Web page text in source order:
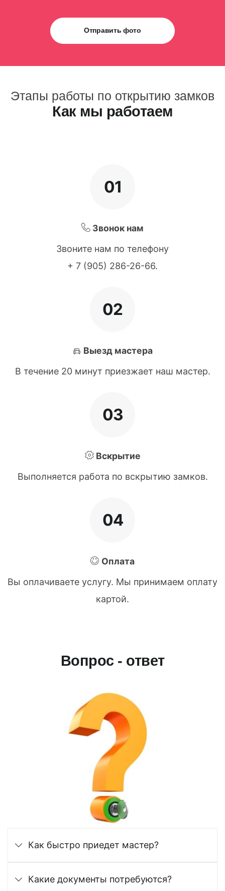
Отправить фото
Этапы работы по открытию замков
Как мы работаем
01
Звонок нам
Звоните нам по телефону
+ 7 (905) 286-26-66.
02
Выезд мастера
В течение 20 минут приезжает наш мастер.
03
Вскрытие
Выполняется работа по вскрытию замков.
04
Оплата
Вы оплачиваете услугу. Мы принимаем оплату
картой.
Вопрос - ответ
Как быстро приедет мастер?
Какие документы потребуются?